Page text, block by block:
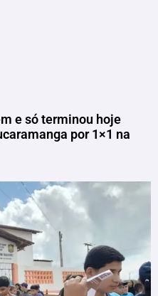
e só terminou hoje
por 1×1 na